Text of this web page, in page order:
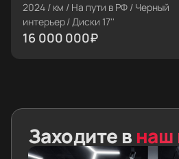
2024/ км / На пути в РФ / Черный
интерьер/Диски 17''
16 000 000₽
Заходите в наш